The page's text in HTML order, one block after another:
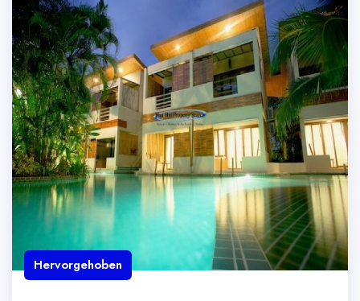
Hervorgehoben